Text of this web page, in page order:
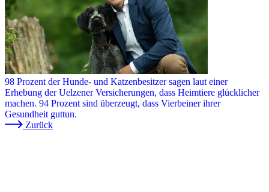
98 Prozent der Hunde- und Katzenbesitzer sagen laut einer
Erhebung der Uelzener Versicherungen, dass Heimtiere glücklicher
machen. 94 Prozent sind überzeugt, dass Vierbeiner ihrer
Gesundheit guttun.
Zurück